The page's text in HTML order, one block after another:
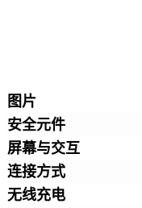
图片
安全元件
屏幕与交互
连接方式
无线充电